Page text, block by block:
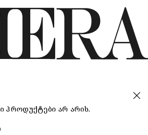
პროდუქტები არ არის.